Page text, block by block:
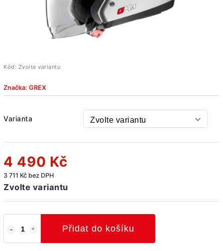
Kód: Zvolte variantu
Značka: GREX
Varianta
4 490 Kč
3 711 Kč bez DPH
Zvolte variantu
Přidat do košíku